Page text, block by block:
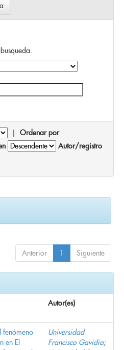
| Ordenar por
Autor/registro
Anterior 1 Siguiente
Autor(es)
fenómeno
en El
Universidad
Francisco Gavidia;